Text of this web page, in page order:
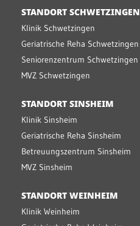
STANDORT SCHWETZINGEN
Klinik Schwetzingen
Geriatrische Reha Schwetzingen
Seniorenzentrum Schwetzingen
MVZ Schwetzingen
STANDORT SINSHEIM
Klinik Sinsheim
Geriatrische Reha Sinsheim
Betreuungszentrum Sinsheim
MVZ Sinsheim
STANDORT WEINHEIM
Klinik Weinheim